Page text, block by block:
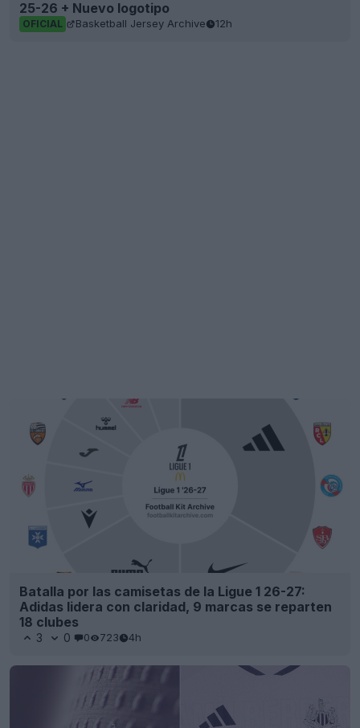
Batalla por las camisetas de la Ligue 1 26-27:
Adidas lidera con claridad, 9 marcas se reparten
18 clubes
0
Se ha adelantado y realizado la filtración de la
tercera camiseta del Newcastle United para la